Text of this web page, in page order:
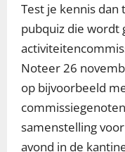
Test je kennis dan
pubquiz die wordt
Noteer 26
op bijvoorbeeld
samenstelling
avond in de